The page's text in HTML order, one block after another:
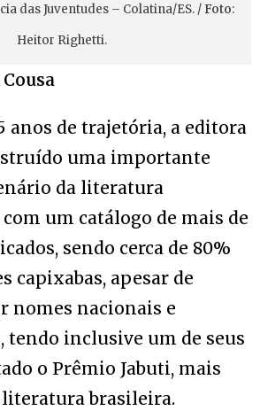
das Juventudes – Colatina/ES. / Foto:
Heitor Righetti.
anos de trajetória, a editora
uma importante
da literatura
um catálogo de mais de
sendo cerca de 80%
capixabas, apesar de
nomes nacionais e
inclusive um de seus
o Prêmio Jabuti, mais
brasileira.